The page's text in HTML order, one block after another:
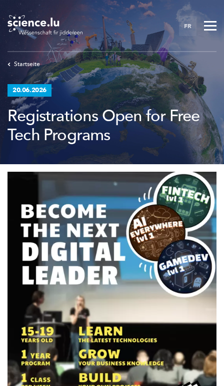
to
main
content
FR
Startseite
20.06.2026
Registrations Open for Free
Tech Programs